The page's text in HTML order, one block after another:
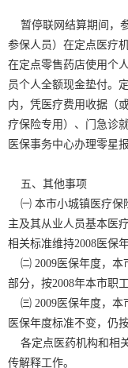
暂停联网结算期间，
参保人员）在定点医疗
在定点零售药店使用个
员个人全额现金垫付。
内，凭医疗费用收据（
疗保险专用）、门急诊
医保事务中心办理零星
五、其他事项
㈠ 本市小城镇医疗保
主及其从业人员基本医
相关标准维持2008医保
㈡ 2009医保年度，本
部分，按2008年本市职
㈢ 2009医保年度，本
医保年度标准不变，仍
各定点医药机构和相
传解释工作。